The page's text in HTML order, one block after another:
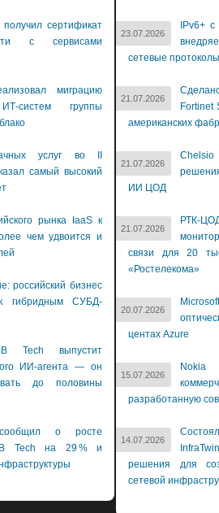
получил сертификат
с сервисами
миграцию
систем группы
услуг во II
самый высокий
рынка IaaS к
чем удвоится и
российский бизнес
гибридным СУБД-
Tech выпустит
ИИ-агента — он
до половины
о росте
Tech на 29 % и
23.07.2026
IPv6+
сетевые протоколы
21.07.2026
Fortinet
американских
21.07.2026
ИИ ЦОД
21.07.2026
РТК-
связи для 20
«Ростелекома»
20.07.2026
центах Azure
15.07.2026
Nokia
разработанную
14.07.2026
решения для
сетевой